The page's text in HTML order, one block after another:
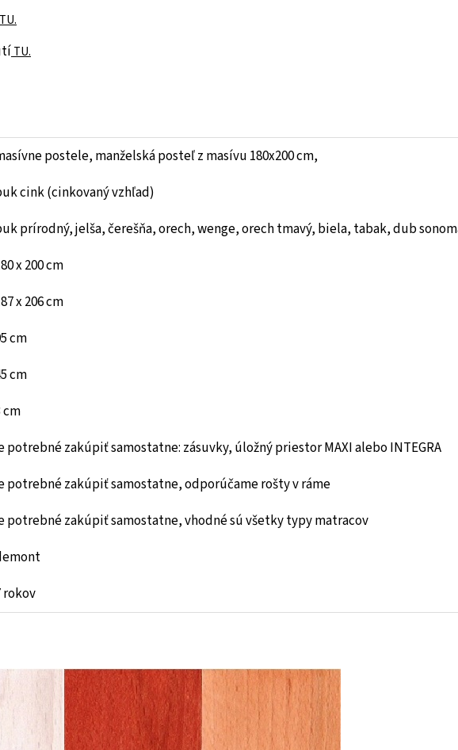
TU.
TU.
postele, manželská posteľ z masívu 180x200 cm,
cink (cinkovaný vzhľad)
prírodný, jelša, čerešňa, orech, wenge, orech tmavý, biela, tabak, dub
x 200 cm
x 206 cm
cm
cm
cm
potrebné zakúpiť samostatne: zásuvky, úložný priestor MAXI alebo INTEGRA
potrebné zakúpiť samostatne, odporúčame rošty v ráme
potrebné zakúpiť samostatne, vhodné sú všetky typy matracov
rokov